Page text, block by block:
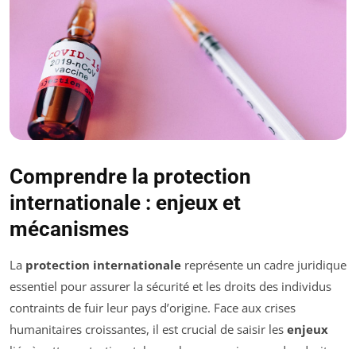
Comprendre la protection
internationale : enjeux et
mécanismes
La protection internationale représente un cadre juridique
essentiel pour assurer la sécurité et les droits des individus
contraints de fuir leur pays d’origine. Face aux crises
humanitaires croissantes, il est crucial de saisir les enjeux